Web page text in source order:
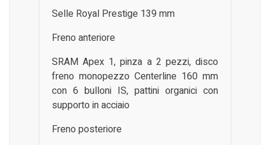
Selle Royal Prestige 139 mm
Freno anteriore
SRAM Apex 1, pinza a 2 pezzi, disco
freno monopezzo Centerline 160 mm
con 6 bulloni IS, pattini organici con
supporto in acciaio
Freno posteriore